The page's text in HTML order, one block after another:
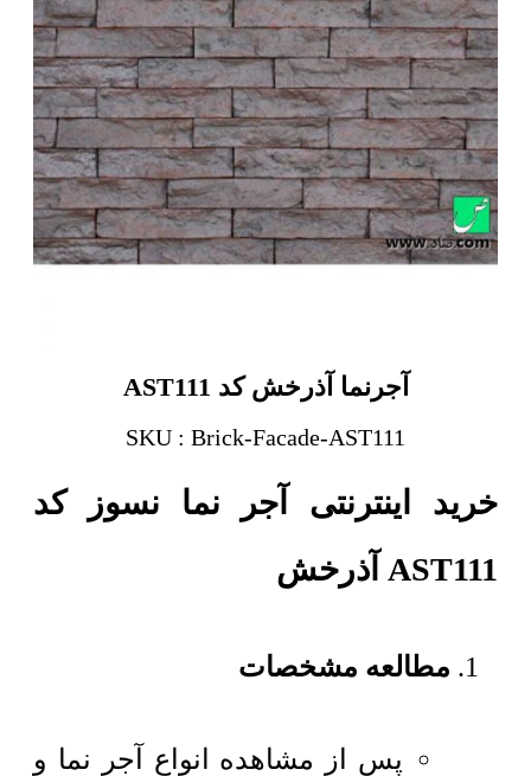
آجرنما آذرخش کد AST111
SKU : Brick-Facade-AST111
خرید اینترنتی آجر نما نسوز کد
AST111 آذرخش
مطالعه مشخصات
پس از مشاهده انواع آجر نما و